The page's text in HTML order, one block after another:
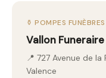
⚱️ POMPES FUNÈBRES
Vallon Funeraire
📍 727 Avenue de
Valence